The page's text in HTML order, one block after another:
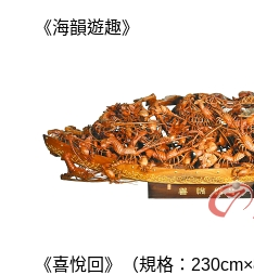
《海韻遊趣》
《喜悅回》（規格：